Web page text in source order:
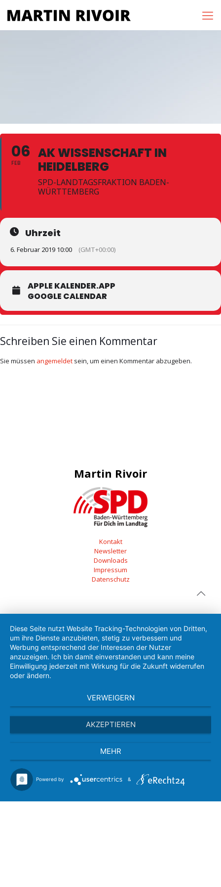
06
FEB
AK WISSENSCHAFT IN
HEIDELBERG
SPD-LANDTAGSFRAKTION BADEN-
WÜRTTEMBERG
Uhrzeit
6. Februar 2019 10:00 (GMT+00:00)
APPLE KALENDER.APP
GOOGLE CALENDAR
Schreiben Sie einen Kommentar
Sie müssen angemeldet sein, um einen Kommentar abzugeben.
Martin Rivoir
Kontakt
Newsletter
Downloads
Impressum
Datenschutz
Diese Seite nutzt Website Tracking-Technologien von Dritten,
um ihre Dienste anzubieten, stetig zu verbessern und
Werbung entsprechend der Interessen der Nutzer
anzuzeigen. Ich bin damit einverstanden und kann meine
Einwilligung jederzeit mit Wirkung für die Zukunft widerrufen
oder ändern.
VERWEIGERN
AKZEPTIEREN
MEHR
Powered by &